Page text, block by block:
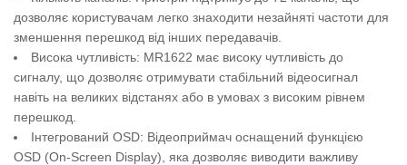
дозволяє користувачам легко знаходити незайняті частоти для
зменшення перешкод від інших передавачів.
Висока чутливість: MR1622 має високу чутливість до
сигналу, що дозволяє отримувати стабільний відеосигнал
навіть на великих відстанях або в умовах з високим рівнем
перешкод.
Інтегрований OSD: Відеоприймач оснащений функцією
OSD (On-Screen Display), яка дозволяє виводити важливу